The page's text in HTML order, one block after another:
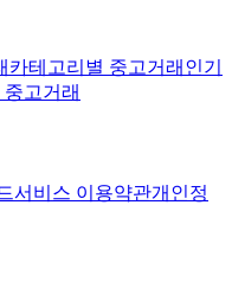
카테고리별 중고거래 인기
고거래
서비스 이용약관개인정